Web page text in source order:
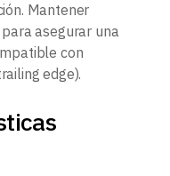
Mantener
asegurar una
con
edge).